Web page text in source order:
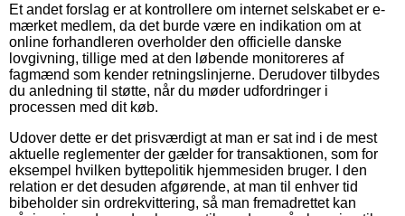
Et andet forslag er at kontrollere om internet selskabet er e-
mærket medlem, da det burde være en indikation om at
online forhandleren overholder den officielle danske
lovgivning, tillige med at den løbende monitoreres af
fagmænd som kender retningslinjerne. Derudover tilbydes
du anledning til støtte, når du møder udfordringer i
processen med dit køb.
Udover dette er det prisværdigt at man er sat ind i de mest
aktuelle reglementer der gælder for transaktionen, som for
eksempel hvilken byttepolitik hjemmesiden bruger. I den
relation er det desuden afgørende, at man til enhver tid
bibeholder sin ordrekvittering, så man fremadrettet kan